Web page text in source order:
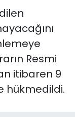
Resmi
itibaren 9
hükmedildi.